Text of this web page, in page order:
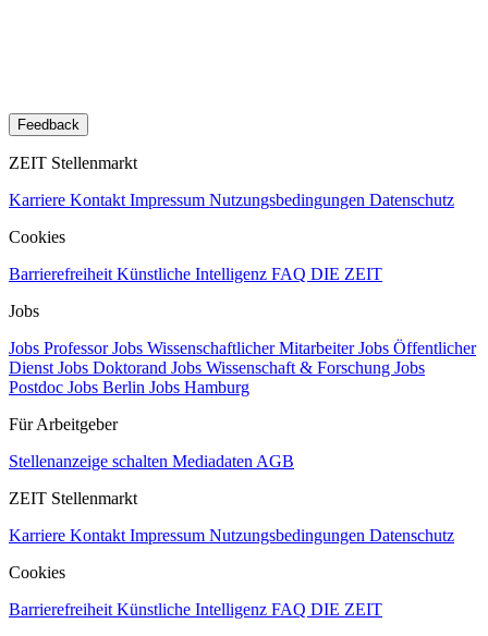
Feedback
ZEIT Stellenmarkt
Karriere Kontakt Impressum Nutzungsbedingungen Datenschutz
Cookies
Barrierefreiheit Künstliche Intelligenz FAQ DIE ZEIT
Jobs
Jobs ProfessorJobs Wissenschaftlicher MitarbeiterJobs Öffentlicher
Dienst Jobs Doktorand Jobs Wissenschaft & Forschung Jobs
Postdoc Jobs Berlin Jobs Hamburg
Für Arbeitgeber
Stellenanzeige schalten Mediadaten AGB
ZEIT Stellenmarkt
Karriere Kontakt Impressum Nutzungsbedingungen Datenschutz
Cookies
Barrierefreiheit Künstliche Intelligenz FAQ DIE ZEIT